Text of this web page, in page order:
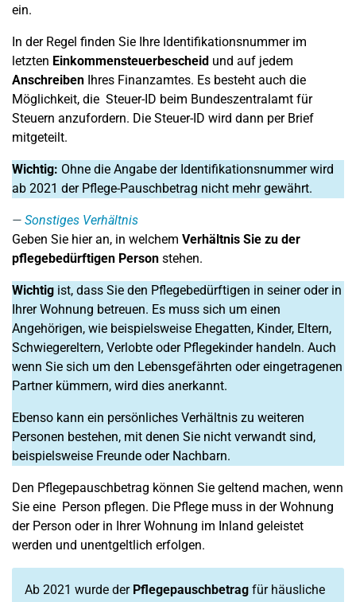
ein.
In der Regel finden Sie Ihre Identifikationsnummer im
letzten Einkommensteuerbescheid und auf jedem
Anschreiben Ihres Finanzamtes. Es besteht auch die
Möglichkeit, die Steuer-ID beim Bundeszentralamt für
Steuern anzufordern. Die Steuer-ID wird dann per Brief
mitgeteilt.
Wichtig: Ohne die Angabe der Identifikationsnummer wird
ab 2021 der Pflege-Pauschbetrag nicht mehr gewährt.
Sonstiges Verhältnis
Geben Sie hier an, in welchem Verhältnis Sie zu der
pflegebedürftigen Person stehen.
Wichtig ist, dass Sie den Pflegebedürftigen in seiner oder in
Ihrer Wohnung betreuen. Es muss sich um einen
Angehörigen, wie beispielsweise Ehegatten, Kinder, Eltern,
Schwiegereltern, Verlobte oder Pflegekinder handeln. Auch
wenn Sie sich um den Lebensgefährten oder eingetragenen
Partner kümmern, wird dies anerkannt.
Ebenso kann ein persönliches Verhältnis zu weiteren
Personen bestehen, mit denen Sie nicht verwandt sind,
beispielsweise Freunde oder Nachbarn.
Den Pflegepauschbetrag können Sie geltend machen, wenn
Sie eine Person pflegen. Die Pflege muss in der Wohnung
der Person oder in Ihrer Wohnung im Inland geleistet
werden und unentgeltlich erfolgen.
Ab 2021 wurde der Pflegepauschbetrag für häusliche